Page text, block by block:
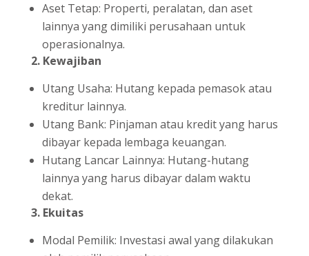
Aset Tetap: Properti, peralatan, dan aset
lainnya yang dimiliki perusahaan untuk
operasionalnya.
2. Kewajiban
Utang Usaha: Hutang kepada pemasok atau
kreditur lainnya.
Utang Bank: Pinjaman atau kredit yang harus
dibayar kepada lembaga keuangan.
Hutang Lancar Lainnya: Hutang-hutang
lainnya yang harus dibayar dalam waktu
dekat.
3. Ekuitas
Modal Pemilik: Investasi awal yang dilakukan